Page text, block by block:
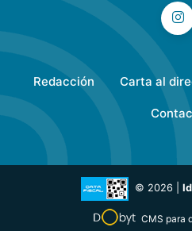
Redacción Carta al
© 2026 |
CMS para